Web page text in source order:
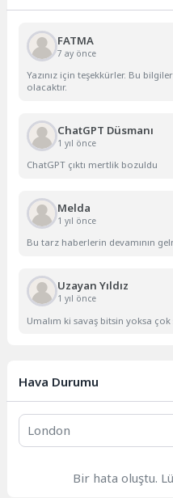
FATMA
7 ay önce
Yazınız için teşekkürler. Bu
olacaktır.
ChatGPT Düsmanı
1 yıl önce
ChatGPT çıktı mertlik bozuldu
Melda
1 yıl önce
Bu tarz haberlerin devamının
Uzayan Yıldız
1 yıl önce
Umalım ki savaş bitsin yoksa çok
Hava Durumu
Bir hata oluştu.